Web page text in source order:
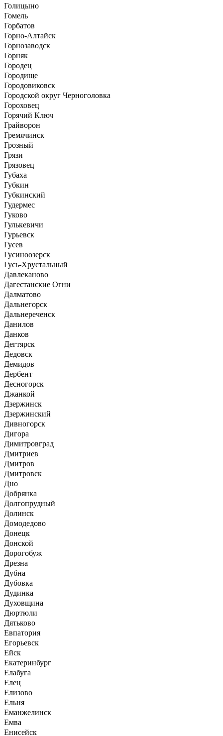
Голицыно
Гомель
Горбатов
Горно-Алтайск
Горнозаводск
Горняк
Городец
Городище
Городовиковск
Городской округ Черноголовка
Гороховец
Горячий Ключ
Грайворон
Гремячинск
Грозный
Грязи
Грязовец
Губаха
Губкин
Губкинский
Гудермес
Гуково
Гулькевичи
Гурьевск
Гусев
Гусиноозерск
Гусь-Хрустальный
Давлеканово
Дагестанские Огни
Далматово
Дальнегорск
Дальнереченск
Данилов
Данков
Дегтярск
Дедовск
Демидов
Дербент
Десногорск
Джанкой
Дзержинск
Дзержинский
Дивногорск
Дигора
Димитровград
Дмитриев
Дмитров
Дмитровск
Дно
Добрянка
Долгопрудный
Долинск
Домодедово
Донецк
Донской
Дорогобуж
Дрезна
Дубна
Дубовка
Дудинка
Духовщина
Дюртюли
Дятьково
Евпатория
Егорьевск
Ейск
Екатеринбург
Елабуга
Елец
Елизово
Ельня
Еманжелинск
Емва
Енисейск